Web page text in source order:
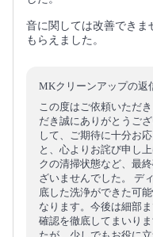
音に関しては改善できま
もらえました。
MKクリーンアップの返
この度はご依頼いただ
だき誠にありがとうご
して、ご期待に十分お
と、心よりお詫び申し
クの清掃状態など、最
ざいませんでした。 デ
底した洗浄ができた可
なります。今後は細部
確認を徹底してまいり